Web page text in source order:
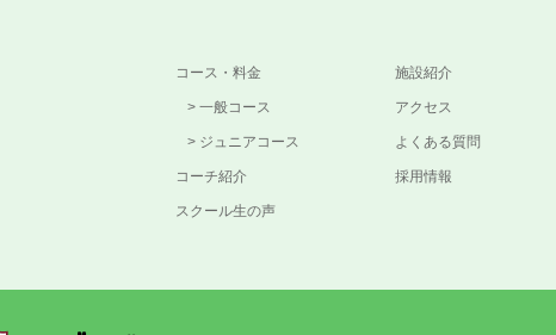
コース・料金
一般コース
ジュニアコース
コーチ紹介
スクール生の声
施設紹介
アクセス
よくある質問
採用情報